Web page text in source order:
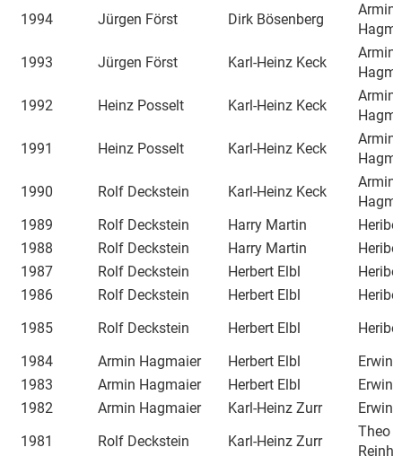
1994
Jürgen Först Dirk Bösenberg
Armin
1993
Jürgen Först Karl-Heinz Keck
Armin
1992
Heinz Posselt Karl-Heinz Keck
Armin
1991
Heinz Posselt Karl-Heinz Keck
Armin
1990
Rolf Deckstein Karl-Heinz Keck
Armin
1989
Rolf Deckstein Harry Martin
1988
Rolf Deckstein Harry Martin
1987
Rolf Deckstein Herbert Elbl
1986
Rolf Deckstein Herbert Elbl
1985
Rolf Deckstein Herbert Elbl
1984
Armin Hagmaier Herbert Elbl
Erwin
1983
Armin Hagmaier Herbert Elbl
Erwin
1982
Armin Hagmaier Karl-Heinz Zurr
Erwin
1981
Rolf Deckstein Karl-Heinz Zurr
Theo